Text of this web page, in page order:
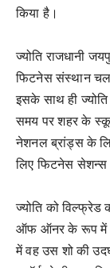
किया है।
ज्योति राजधानी
फिटनेस संस्थान
इसके साथ ही
समय पर शहर के
नेशनल ब्रांड्स के
लिए फिटनेस सेशन्स
ज्योति को
ऑफ ऑनर के रूप में
में वह उस शो की